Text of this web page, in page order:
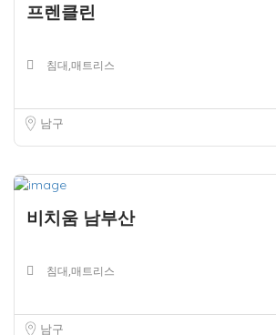
프렌클린
침대,매트리스
남구
비치움 남부산
침대,매트리스
남구